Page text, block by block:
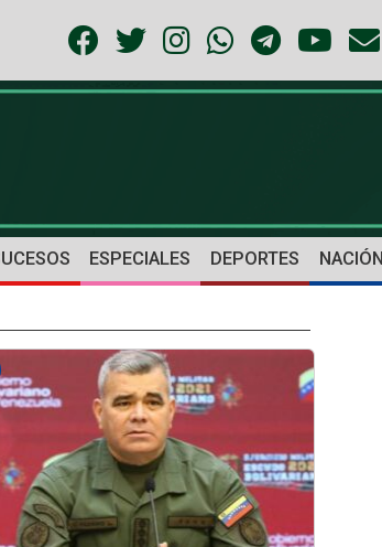
ESPECIALES DEPORTES NACIÓN